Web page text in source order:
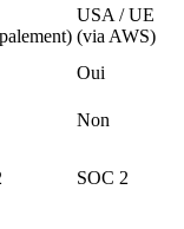
USA / UE
(via AWS)
Oui
Non
SOC 2